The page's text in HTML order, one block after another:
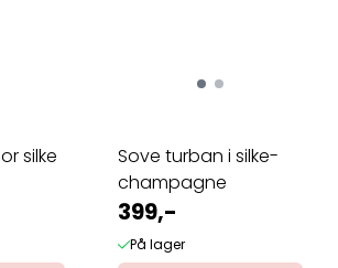
silke
Sove turban i silke-
champagne
399,-
På lager